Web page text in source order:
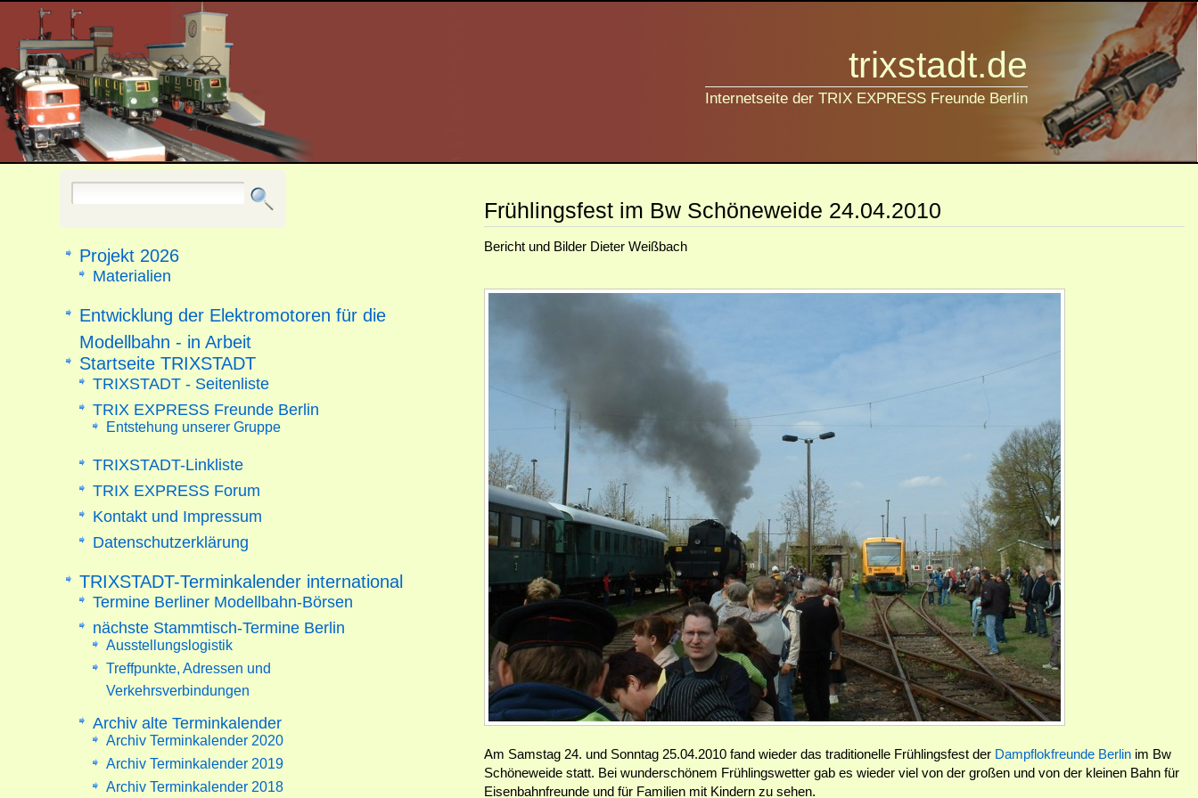
trixstadt.de
Internetseite der TRIX EXPRESS Freunde Berlin
Frühlingsfest im Bw Schöneweide 24.04.2010
Bericht und Bilder Dieter Weißbach
Am Samstag 24. und Sonntag 25.04.2010 fand wieder das traditionelle Frühlingsfest der Dampflokfreunde Berlin im Bw
Schöneweide statt. Bei wunderschönem Frühlingswetter gab es wieder viel von der großen und von der kleinen Bahn für
Eisenbahnfreunde und für Familien mit Kindern zu sehen.
Projekt 2026
Materialien
Entwicklung der Elektromotoren für die
Modellbahn - in Arbeit
Startseite TRIXSTADT
TRIXSTADT - Seitenliste
TRIX EXPRESS Freunde Berlin
Entstehung unserer Gruppe
TRIXSTADT-Linkliste
TRIX EXPRESS Forum
Kontakt und Impressum
Datenschutzerklärung
TRIXSTADT-Terminkalender international
Termine Berliner Modellbahn-Börsen
nächste Stammtisch-Termine Berlin
Ausstellungslogistik
Treffpunkte, Adressen und
Verkehrsverbindungen
Archiv alte Terminkalender
Archiv Terminkalender 2020
Archiv Terminkalender 2019
Archiv Terminkalender 2018